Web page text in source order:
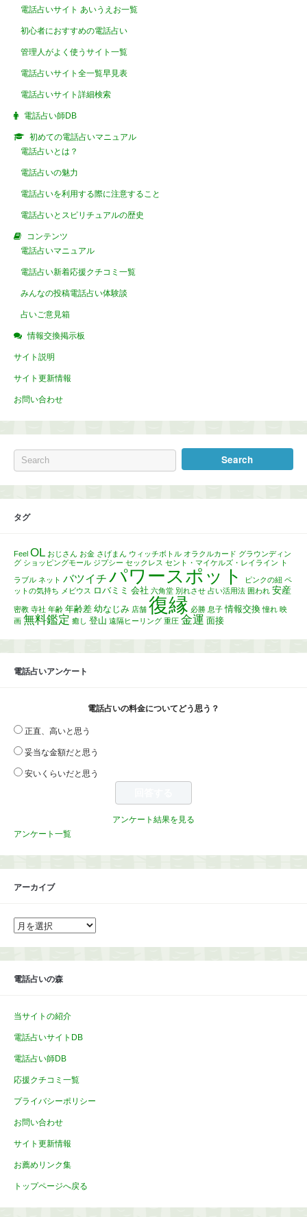
電話占いサイト あいうえお一覧
初心者におすすめの電話占い
管理人がよく使うサイト一覧
電話占いサイト全一覧早見表
電話占いサイト詳細検索
電話占い師DB
初めての電話占いマニュアル
電話占いとは？
電話占いの魅力
電話占いを利用する際に注意すること
電話占いとスピリチュアルの歴史
コンテンツ
電話占いマニュアル
電話占い新着応援クチコミ一覧
みんなの投稿電話占い体験談
占いご意見箱
情報交換掲示板
サイト説明
サイト更新情報
お問い合わせ
タグ
Feel OL おじさん お金 さげまん ウィッチボトル オラクルカード グラウンディン
グ ショッピングモール ジプシー セックレス セント・マイケルズ・レイライン ト
ラブル ネット バツイチ パワースポット ピンクの紐 ペ
ットの気持ち メビウス ロバミミ 会社 六角堂 別れさせ 占い活用法 囲われ 安産
密教 寺社 年齢 年齢差 幼なじみ 店舗 復縁 必勝 息子 情報交換 憧れ 映
画 無料鑑定 癒し 登山 遠隔ヒーリング 重圧 金運 面接
電話占いアンケート
電話占いの料金についてどう思う？
正直、高いと思う
妥当な金額だと思う
安いくらいだと思う
アンケート結果を見る
アンケート一覧
アーカイブ
ア
ー
イ
電話占いの森
当サイトの紹介
電話占いサイトDB
電話占い師DB
応援クチコミ一覧
プライバシーポリシー
お問い合わせ
サイト更新情報
お薦めリンク集
トップページへ戻る